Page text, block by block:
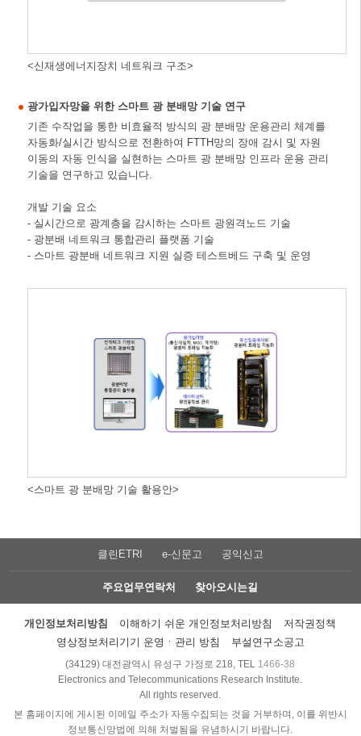
<신재생에너지장치 네트워크 구조>
광가입자망을 위한 스마트 광 분배망 기술 연구
기존 수작업을 통한 비효율적 방식의 광 분배망 운용관리 체계를
자동화/실시간 방식으로 전환하여 FTTH망의 장애 감시 및 자원
이동의 자동 인식을 실현하는 스마트 광 분배망 인프라 운용 관리
기술을 연구하고 있습니다.
개발 기술 요소
- 실시간으로 광계층을 감시하는 스마트 광원격노드 기술
- 광분배 네트워크 통합관리 플랫폼 기술
- 스마트 광분배 네트워크 지원 실증 테스트베드 구축 및 운영
<스마트 광 분배망 기술 활용안>
클린ETRI e-신문고 공익신고
주요업무연락처 찾아오시는길
개인정보처리방침 이해하기 쉬운 개인정보처리방침
저작권정책
영상정보처리기기 운영ㆍ관리 방침
부설연구소공고
(34129) 대전광역시 유성구 가정로 218, TEL 1466-38
Electronics and Telecommunications Research Institute.
All rights reserved.
본 홈페이지에 게시된 이메일 주소가 자동수집되는 것을 거부하며, 이를 위반시
정보통신망법에 의해 처벌됨을 유념하시기 바랍니다.